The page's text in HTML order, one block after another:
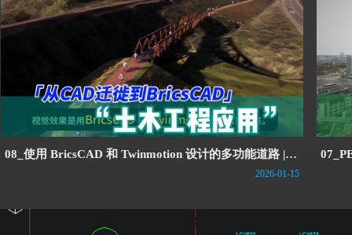
08_使用 BricsCAD 和 Twinmotion 设计的多功能道路 |
2026-01-15